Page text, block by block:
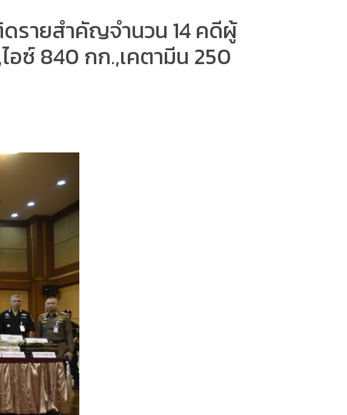
รายสำคัญจำนวน 14 คดีผู้
ซ์ 840 กก.,เคตามีน 250